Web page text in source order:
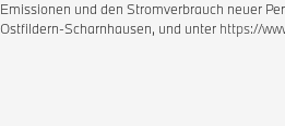
Emissionen und den Stromverbrauch neuer
Ostfildern-Scharnhausen, und unter https://